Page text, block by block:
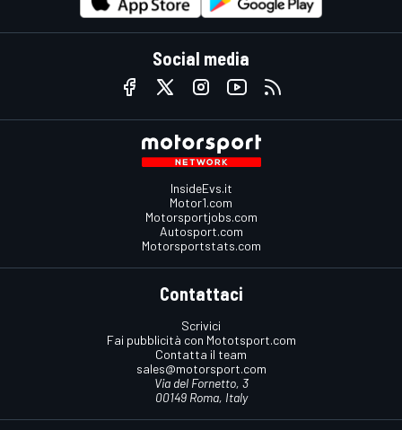
Social media
InsideEvs.it
Motor1.com
Motorsportjobs.com
Autosport.com
Motorsportstats.com
Contattaci
Scrivici
Fai pubblicità con Mototsport.com
Contatta il team
sales@motorsport.com
Via del Fornetto, 3
00149 Roma, Italy